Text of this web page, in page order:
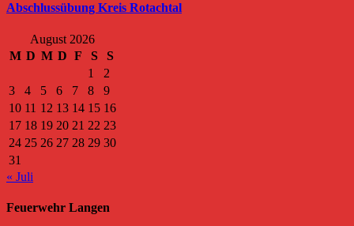
Abschlussübung Kreis Rotachtal
August 2026
M D M D F S
S
1
2
3
4 5 6 7 8
9
10 11 12 13 14 15 16
17 18 19 20 21 22 23
24 25 26 27 28 29 30
31
« Juli
Feuerwehr Langen